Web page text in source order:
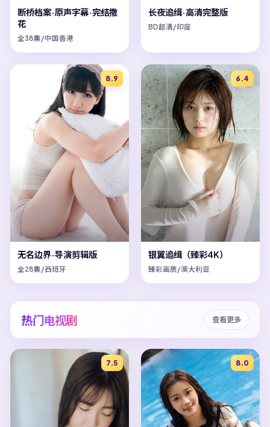
断桥档案·原声字幕·完结撒
花
全38集/中国香港
长夜追缉·高清完整版
BD超清/印度
8.9
无名边界·导演剪辑版
全28集/西班牙
6.4
银翼追缉（臻彩4K）
臻彩画质/澳大利亚
热门电视剧 查看更多
7.5 8.0